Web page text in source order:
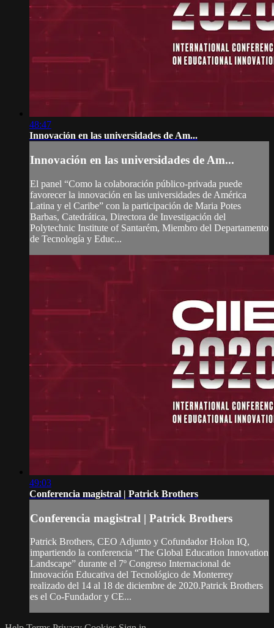
48:47
Innovación en las universidades de Am...
Innovación en las universidades de Am...
El panel “Como la colaboración público-privada puede
favorecer la innovación en las universidades de América
Latina y el Caribe” con la participación de Maria Potes
Barbas, Catedrática, Directora de Investigación del
Polytechnic Institute of Santarém, Miembro del Departamento
de Tecnología y Educ...
49:03
Conferencia magistral | Patrick Brothers
Conferencia magistral | Patrick Brothers
Patrick Brothers, CEO Adjunto y Cofundador Holon IQ,
impartiendo la conferencia “The Global Education Innovation
Landscape” durante el 7º Congreso Internacional de
Innovación Educativa del Tecnológico de Monterrey
realizado del 14 al 18 de diciembre de 2020.Patrick Brothers
es el Co-Fundador y CE...